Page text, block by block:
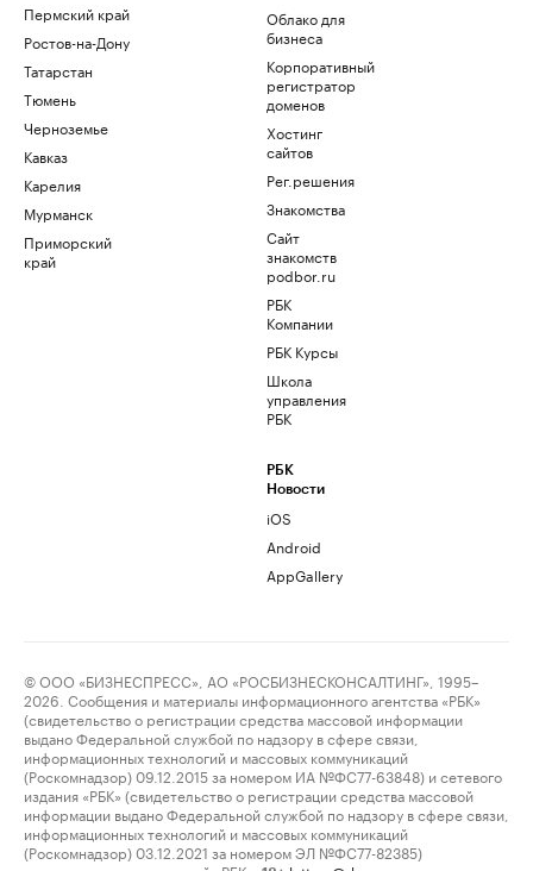
Пермский край
Ростов-на-Дону
Татарстан
Тюмень
Черноземье
Кавказ
Карелия
Мурманск
Приморский
край
Облако для
бизнеса
Корпоративный
регистратор
доменов
Хостинг
сайтов
Рег.решения
Знакомства
Сайт
знакомств
podbor.ru
РБК
Компании
РБК Курсы
Школа
управления
РБК
РБК
Новости
iOS
Android
AppGallery
© ООО «БИЗНЕСПРЕСС», АО «РОСБИЗНЕСКОНСАЛТИНГ», 1995–
2026. Сообщения и материалы информационного агентства «РБК»
(свидетельство о регистрации средства массовой информации
выдано Федеральной службой по надзору в сфере связи,
информационных технологий и массовых коммуникаций
(Роскомнадзор) 09.12.2015 за номером ИА №ФС77-63848) и сетевого
издания «РБК» (свидетельство о регистрации средства массовой
информации выдано Федеральной службой по надзору в сфере связи,
информационных технологий и массовых коммуникаций
(Роскомнадзор) 03.12.2021 за номером ЭЛ №ФС77-82385)